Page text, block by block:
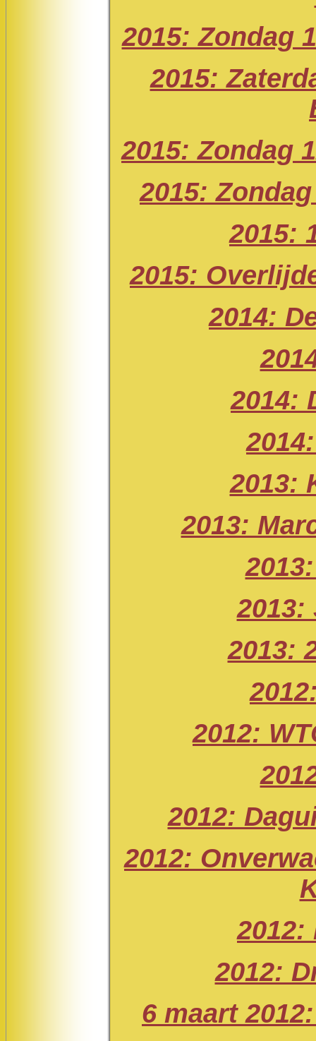
2015: Zondag
2015:
2015: Zondag
2015:
2015:
2015:
2014:
2014:
2013:
2013:
2013:
2013:
2012:
2012:
2012:
2012:
2012:
6 maart